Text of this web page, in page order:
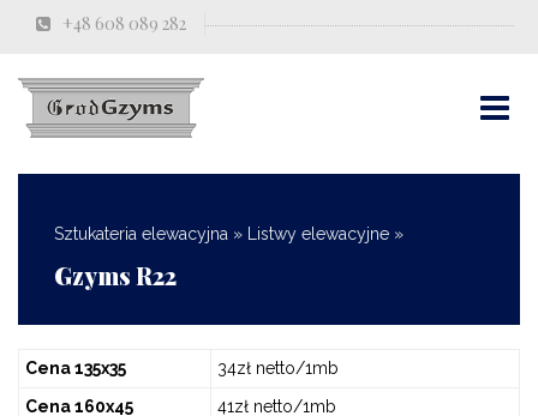
+48 608 089 282
Sztukateria elewacyjna » Listwy elewacyjne »
Gzyms R22
Cena 135x35
34zł netto/1mb
Cena 160x45
41zł netto/1mb